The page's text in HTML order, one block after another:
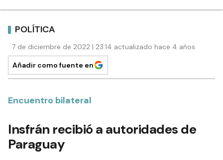
POLÍTICA
7 de diciembre de 2022 | 23:14 actualizado hace 4 años
Añadir como fuente en
Encuentro bilateral
Insfrán recibió a autoridades de
Paraguay